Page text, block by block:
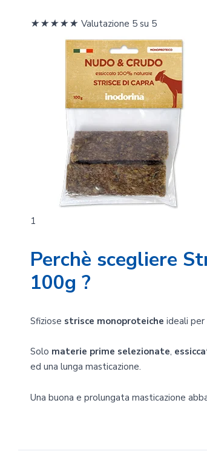
★★★★★ Valutazione 5 su 5
1
Perchè scegliere
100g ?
Sfiziose strisce monoproteiche ideali
Solo materie prime selezionate,
ed una lunga masticazione.
Una buona e prolungata masticazione